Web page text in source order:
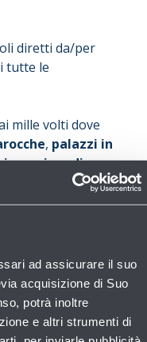
ad assicurare il suo
acquisizione di Suo
potrà inoltre
e altri strumenti di
diretti da/per
tutte le
mille volti dove
, palazzi in
,spazi verdi
storici. Senza
dell’isola.
e consacrata alla
e Palazzo
comePalazzo
della città,
trasformato dai
, cimitero